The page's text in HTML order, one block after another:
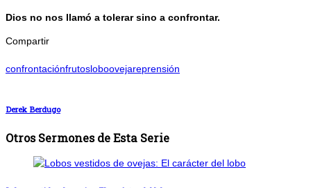
Dios no nos llamó a tolerar sino a confrontar.
Compartir
confrontaciónfrutosloboovejareprensión
Derek Berdugo
Otros Sermones de Esta Serie